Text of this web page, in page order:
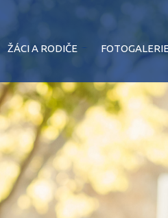
ŽÁCI A RODIČE FOTOGALERIE